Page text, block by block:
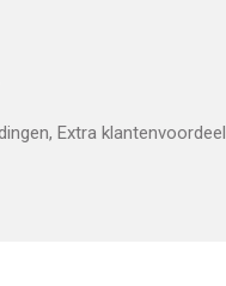
Extra klantenvoordeel